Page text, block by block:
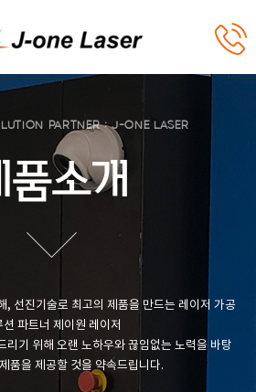
PARTNER : J-ONE LASER
품소개
, 선진기술로 최고의 제품을 만드는 레이저 가공
션 파트너 제이원 레이저
리기 위해 오랜 노하우와 끊임없는 노력을 바탕
품을 제공할 것을 약속드립니다.